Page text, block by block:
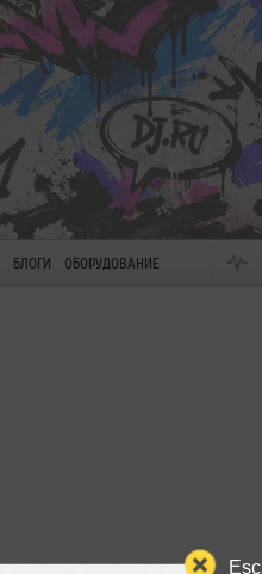
Esc
БЛОГИ ОБОРУДОВАНИЕ